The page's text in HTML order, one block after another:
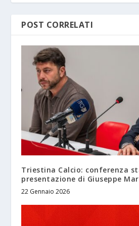
POST CORRELATI
Triestina Calcio: conferenza
presentazione di Giuseppe
22 Gennaio 2026